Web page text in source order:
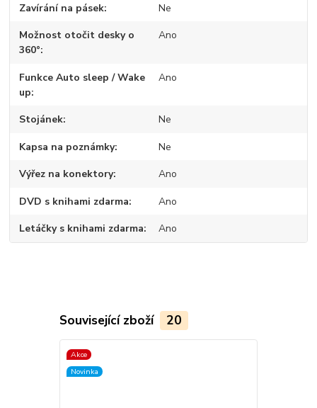
Zavírání na pásek Ne
Možnost otočit desky o
360°
Ano
Funkce Auto sleep / Wake
up
Ano
Stojánek Ne
Kapsa na poznámky Ne
Výřez na konektory Ano
DVD s knihami zdarma Ano
Letáčky s knihami zdarma Ano
Související zboží 20
Akce
Novinka